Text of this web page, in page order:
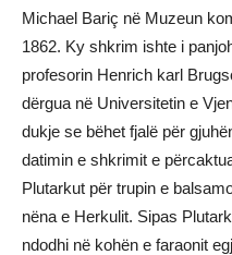
Michael Bariç në Muzeun
1862. Ky shkrim ishte i
profesorin Henrich karl
dërgua në Universitetin e
dukje se bëhet fjalë për
datimin e shkrimit e
Plutarkut për trupin e
nëna e Herkulit. Sipas
ndodhi në kohën e faraonit